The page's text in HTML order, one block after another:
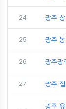
24 광주
25 광주
26 광주광
27 광주
광주